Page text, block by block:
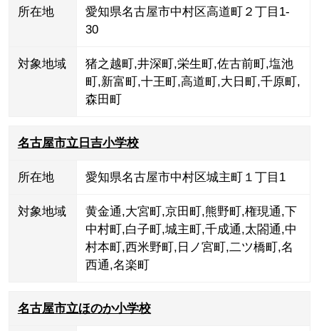
所在地
愛知県名古屋市中村区高道町２丁目1-
30
対象地域 猪之越町,井深町,栄生町,佐古前町,塩池
町,新富町,十王町,高道町,大日町,千原町,
森田町
名古屋市立日吉小学校
所在地 愛知県名古屋市中村区城主町１丁目1
対象地域 黄金通,大宮町,京田町,熊野町,権現通,下
中村町,白子町,城主町,千成通,太閤通,中
村本町,西米野町, 日ノ宮町,二ツ橋町,名
西通,名楽町
名古屋市立ほのか小学校